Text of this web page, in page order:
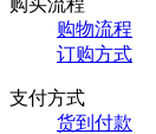
购物流程
订购方式
支付方式
货到付款